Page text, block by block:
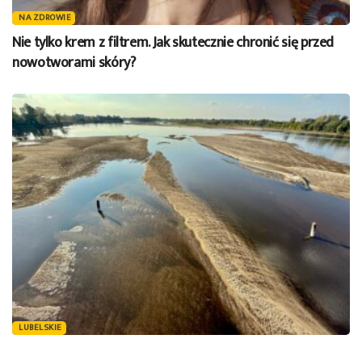
NA ZDROWIE
Nie tylko krem z filtrem. Jak skutecznie chronić się przed
nowotworami skóry?
LUBELSKIE